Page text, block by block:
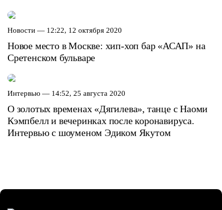
Новости — 12:22, 12 октября 2020
Новое место в Москве: хип-хоп бар «АСАП» на
Сретенском бульваре
Интервью — 14:52, 25 августа 2020
О золотых временах «Дягилева», танце с Наоми
Кэмпбелл и вечеринках после коронавируса.
Интервью с шоуменом Эдиком Якутом